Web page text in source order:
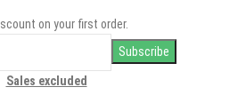
on your first order.
Sales excluded